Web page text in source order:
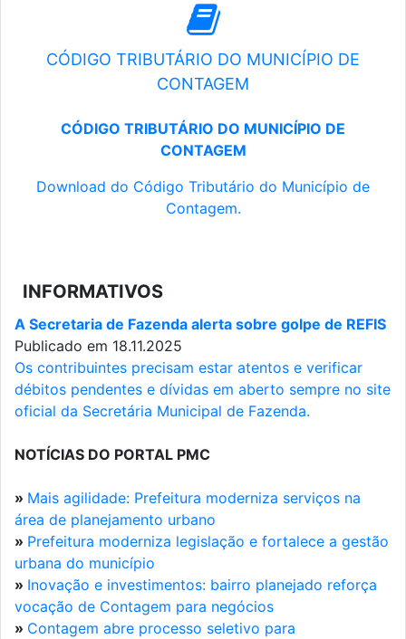
CÓDIGO TRIBUTÁRIO DO MUNICÍPIO DE
CONTAGEM
CÓDIGO TRIBUTÁRIO DO MUNICÍPIO DE
CONTAGEM
Download do Código Tributário do Município de
Contagem.
INFORMATIVOS
A Secretaria de Fazenda alerta sobre golpe de REFIS
Publicado em 18.11.2025
Os contribuintes precisam estar atentos e verificar
débitos pendentes e dívidas em aberto sempre no site
oficial da Secretária Municipal de Fazenda.
NOTÍCIAS DO PORTAL PMC
» Mais agilidade: Prefeitura moderniza serviços na
área de planejamento urbano
» Prefeitura moderniza legislação e fortalece a gestão
urbana do município
» Inovação e investimentos: bairro planejado reforça
vocação de Contagem para negócios
» Contagem abre processo seletivo para